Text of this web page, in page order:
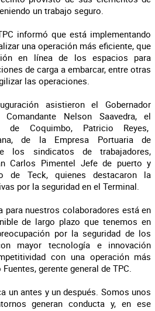
un trabajo seguro.
informó que está implementando
una operación más eficiente, que
en línea de los espacios para
de carga a embarcar, entre otras
las operaciones.
asistieron el Gobernador
Nelson Saavedra, el
de Coquimbo, Patricio Reyes,
de la Empresa Portuaria de
los sindicatos de trabajadores,
Carlos Pimentel Jefe de puerto y
de Teck, quienes destacaron la
por la seguridad en el Terminal.
para nuestros colaboradores está en
de largo plazo que tenemos en
por la seguridad de los
mayor tecnología e innovación
con una operación más
Fuentes, gerente general de TPC.
un antes y un después. Somos unos
generan conducta y, en ese